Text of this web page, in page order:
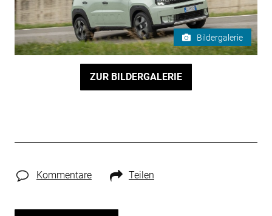
Bildergalerie
ZUR BILDERGALERIE
Kommentare Teilen